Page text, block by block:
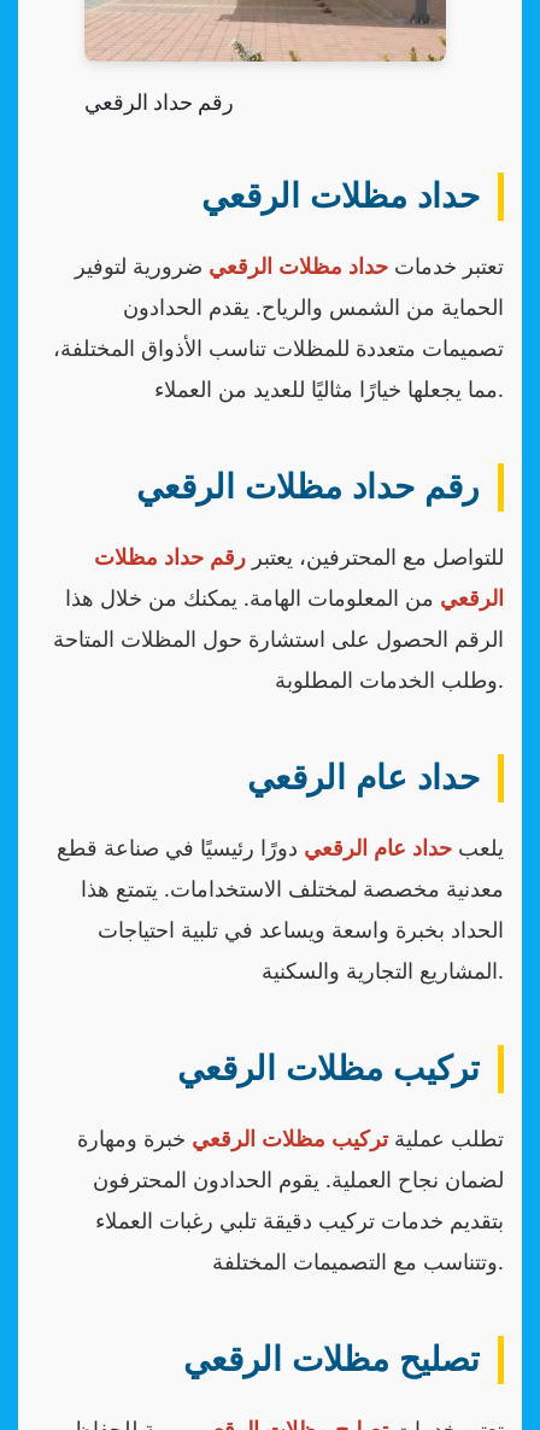
رقم حداد الرقعي
حداد مظلات الرقعي
تعتبر خدمات حداد مظلات الرقعي ضرورية لتوفير
الحماية من الشمس والرياح. يقدم الحدادون
تصميمات متعددة للمظلات تناسب الأذواق المختلفة،
مما يجعلها خيارًا مثاليًا للعديد من العملاء.
رقم حداد مظلات الرقعي
للتواصل مع المحترفين، يعتبر رقم حداد مظلات
الرقعي من المعلومات الهامة. يمكنك من خلال هذا
الرقم الحصول على استشارة حول المظلات المتاحة
وطلب الخدمات المطلوبة.
حداد عام الرقعي
يلعب حداد عام الرقعي دورًا رئيسيًا في صناعة قطع
معدنية مخصصة لمختلف الاستخدامات. يتمتع هذا
الحداد بخبرة واسعة ويساعد في تلبية احتياجات
المشاريع التجارية والسكنية.
تركيب مظلات الرقعي
تطلب عمليةتركيب مظلات الرقعي خبرة ومهارة
لضمان نجاح العملية. يقوم الحدادون المحترفون
بتقديم خدمات تركيب دقيقة تلبي رغبات العملاء
وتتناسب مع التصميمات المختلفة.
تصليح مظلات الرقعي